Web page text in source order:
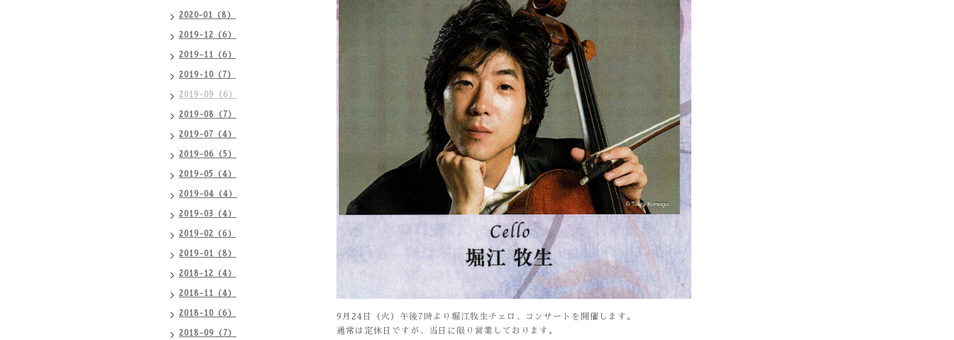
9月24日（火）午後7時より堀江牧生チェロ、コンサートを開催します。
通常は定休日ですが、当日に限り営業しております。
2020-01（8）
2019-12（6）
2019-11（6）
2019-10（7）
2019-09（6）
2019-08（7）
2019-07（4）
2019-06（5）
2019-05（4）
2019-04（4）
2019-03（4）
2019-02（6）
2019-01（8）
2018-12（4）
2018-11（4）
2018-10（6）
2018-09（7）